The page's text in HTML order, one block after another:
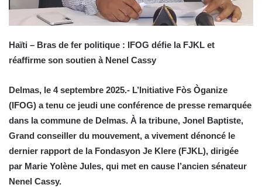
Haïti – Bras de fer politique : IFOG défie la FJKL et
réaffirme son soutien à Nenel Cassy
Delmas, le 4 septembre 2025.- L’Initiative Fòs Òganize
(IFOG) a tenu ce jeudi une conférence de presse remarquée
dans la commune de Delmas. À la tribune, Jonel Baptiste,
Grand conseiller du mouvement, a vivement dénoncé le
dernier rapport de la Fondasyon Je Klere (FJKL), dirigée
par Marie Yolène Jules, qui met en cause l’ancien sénateur
Nenel Cassy.